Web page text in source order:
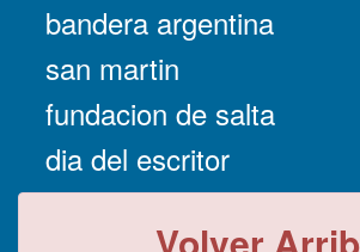
bandera argentina
san martin
fundacion de salta
dia del escritor